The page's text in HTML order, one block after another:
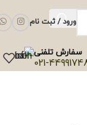
ورود / ثبت نام
سفارش تلفنی
021-